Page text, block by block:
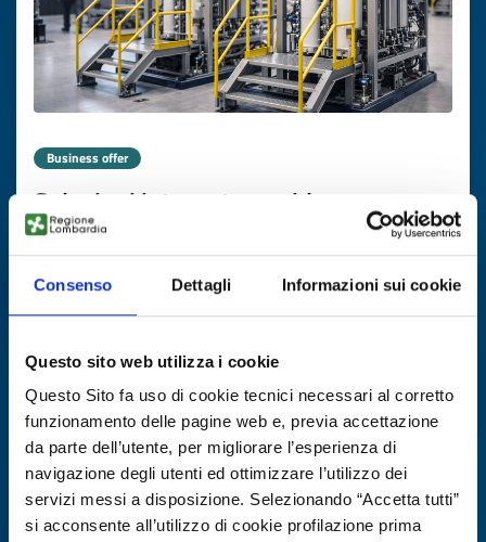
Consenso Dettagli Informazioni sui cookie
Questo sito web utilizza i cookie
Questo Sito fa uso di cookie tecnici necessari al corretto
funzionamento delle pagine web e, previa accettazione
da parte dell’utente, per migliorare l’esperienza di
navigazione degli utenti ed ottimizzare l’utilizzo dei
servizi messi a disposizione. Selezionando “Accetta tutti”
si acconsente all’utilizzo di cookie profilazione prima
Business offer
Soluzioni integrate per idrogeno e
transizione energetica: piattaforma
industriale polacca
ID: BOPL20251205014
Expires on25 febbraio 2027